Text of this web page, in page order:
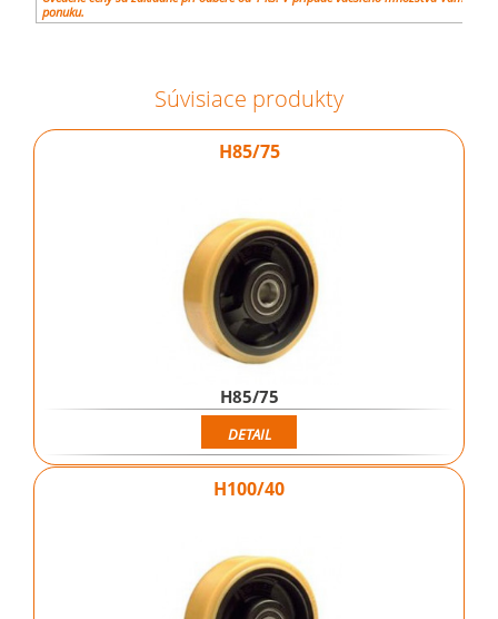
ponuku.
Súvisiace produkty
H85/75
H85/75
DETAIL
H100/40